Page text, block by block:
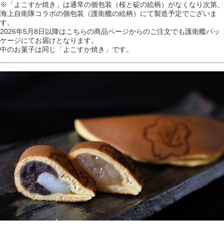
※「よこすか焼き」は通常の個包装（桜と碇の絵柄）がなくなり次第、
海上自衛隊コラボの個包装（護衛艦の絵柄）にて製造予定でございま
す。
2026年5月8日以降はこちらの商品ページからのご注文でも護衛艦パッ
ケージにてお届けとなります。
中のお菓子は同じ「よこすか焼き」です。